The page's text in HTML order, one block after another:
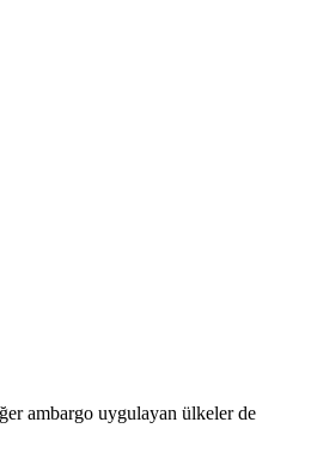
ambargo uygulayan ülkeler de